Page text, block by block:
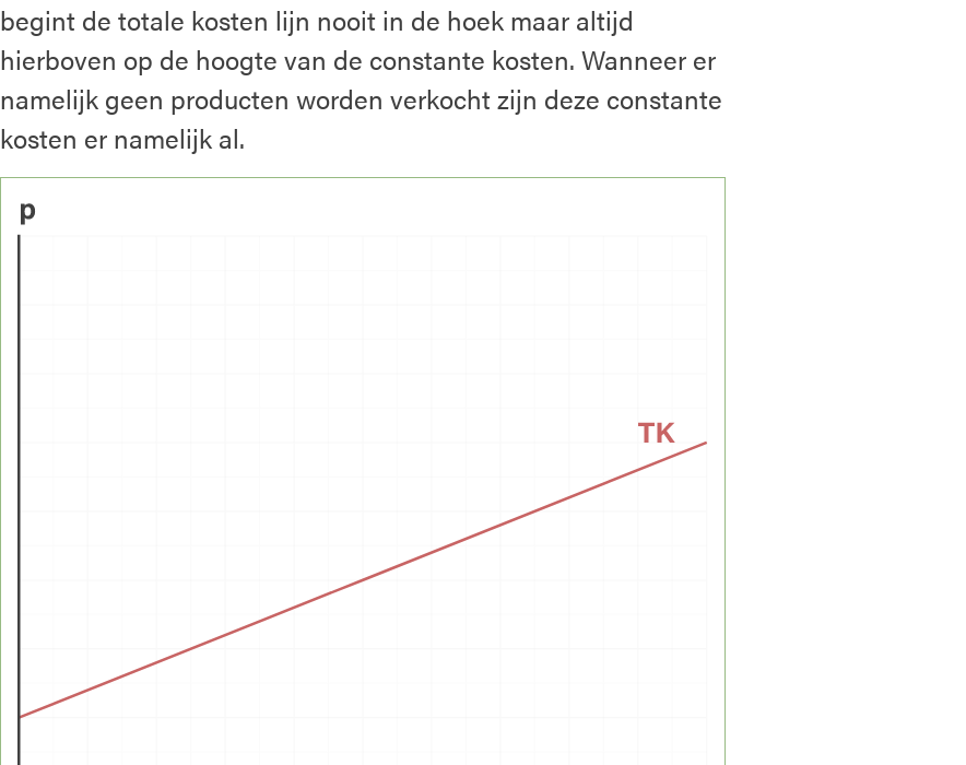
begint de totale kosten lijn nooit in de hoek maar altijd
hierboven op de hoogte van de constante kosten. Wanneer er
namelijk geen producten worden verkocht zijn deze constante
kosten er namelijk al.